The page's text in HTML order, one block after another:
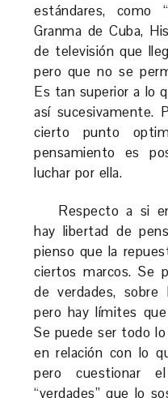
estándares, como
Granma de Cuba,
de televisión que
pero que no se
Es tan superior a lo
así sucesivamente.
cierto punto
pensamiento es
luchar por ella.
Respecto a si
hay libertad de
pienso que la
ciertos marcos. Se
de verdades,
pero hay límites
Se puede ser todo
en relación con lo
pero cuestionar
“verdades” que lo